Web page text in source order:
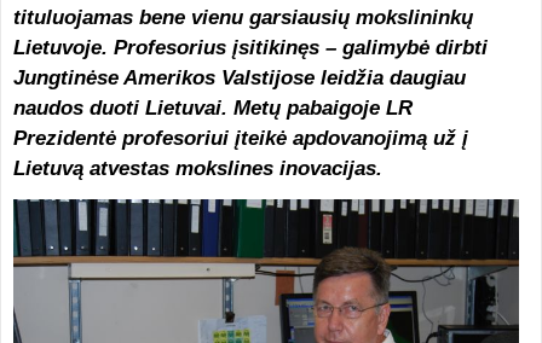
tituluojamas bene vienu garsiausių mokslininkų
Lietuvoje. Profesorius įsitikinęs – galimybė dirbti
Jungtinėse Amerikos Valstijose leidžia daugiau
naudos duoti Lietuvai. Metų pabaigoje LR
Prezidentė profesoriui įteikė apdovanojimą už į
Lietuvą atvestas mokslines inovacijas.